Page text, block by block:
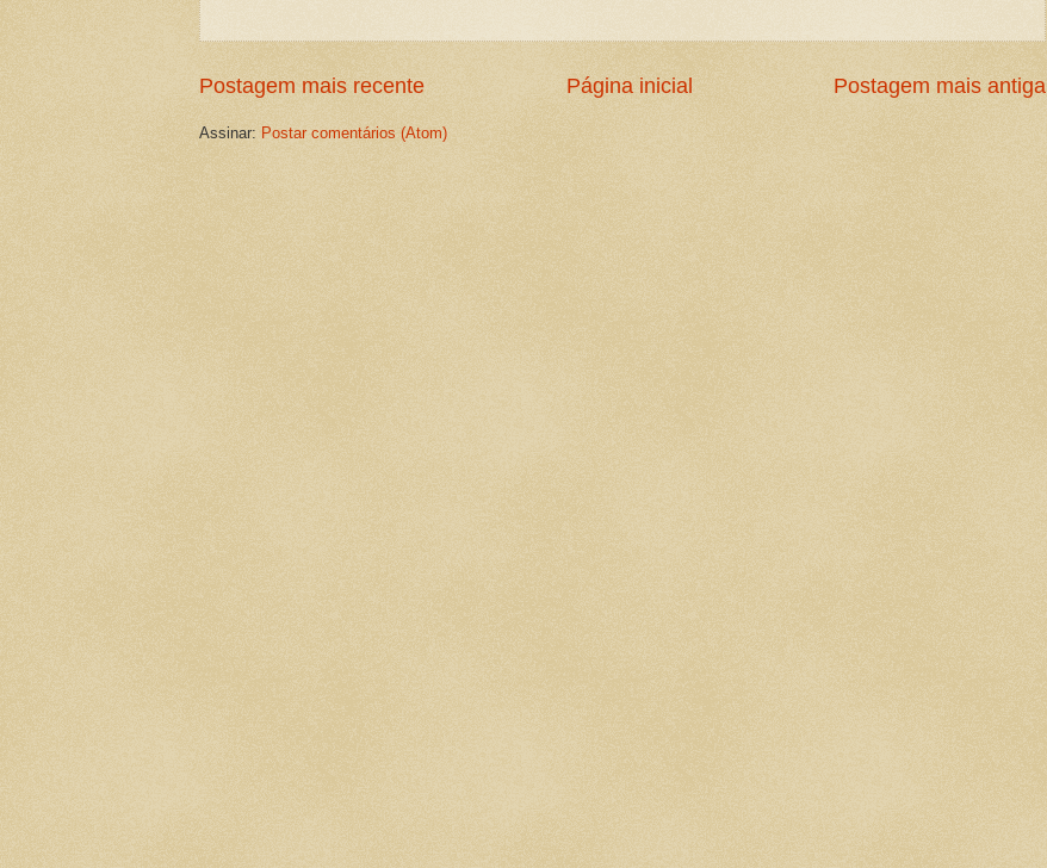
Postagem mais recente Postagem mais antiga
Página inicial
Assinar: Postar comentários (Atom)